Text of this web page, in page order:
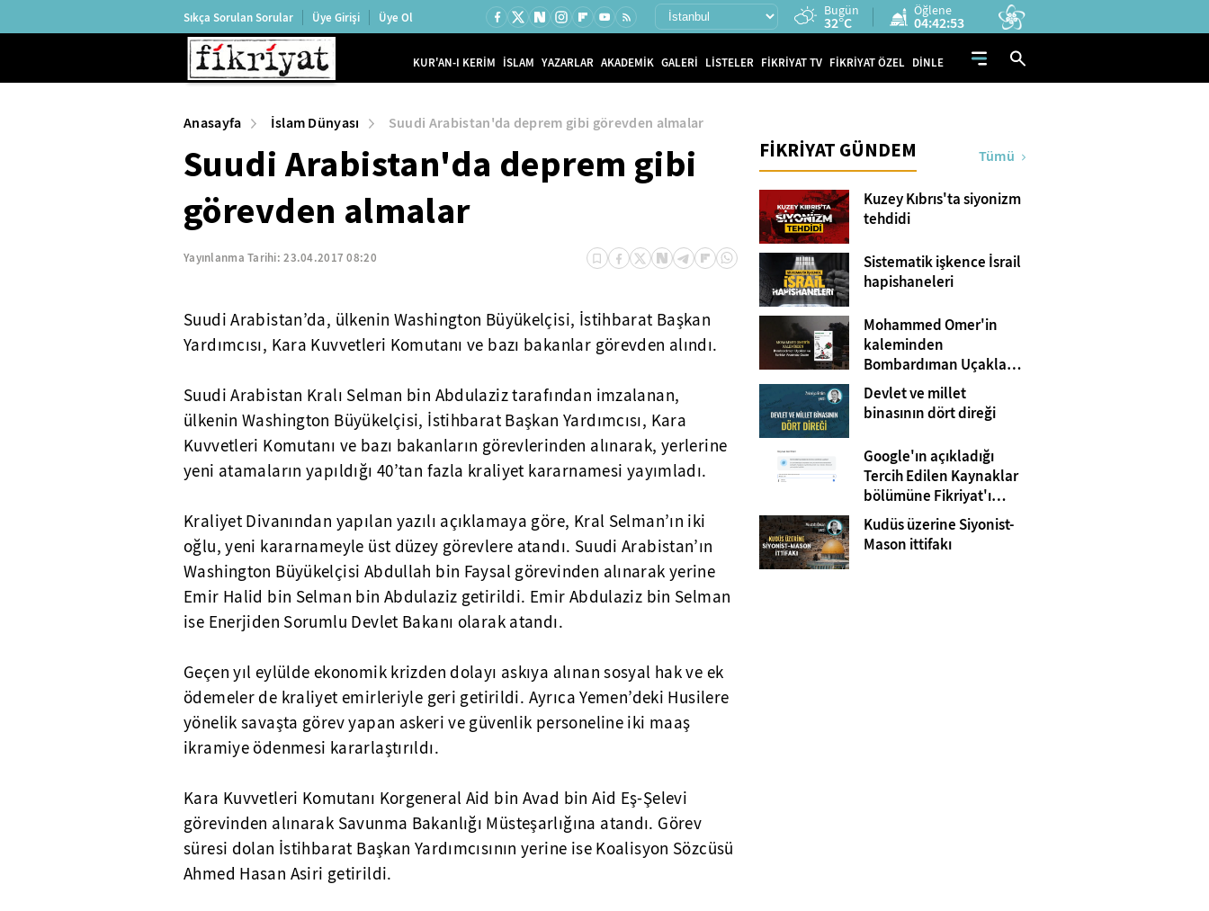
Sıkça Sorulan Sorular Üye Girişi Üye Ol Bugün
32°C
Öğlene
04:42:52
KUR'AN-I KERİM İSLAM YAZARLAR AKADEMİK GALERİ LİSTELER FİKRİYAT TV FİKRİYAT ÖZEL DİNLE
Anasayfa İslam Dünyası Suudi Arabistan'da deprem gibi görevden almalar
Suudi Arabistan'da deprem gibi
görevden almalar
Yayınlanma Tarihi:23.04.2017 08:20
Suudi Arabistan’da, ülkenin Washington Büyükelçisi, İstihbarat Başkan
Yardımcısı, Kara Kuvvetleri Komutanı ve bazı bakanlar görevden alındı.
Suudi Arabistan Kralı Selman bin Abdulaziz tarafından imzalanan,
ülkenin Washington Büyükelçisi, İstihbarat Başkan Yardımcısı, Kara
Kuvvetleri Komutanı ve bazı bakanların görevlerinden alınarak, yerlerine
yeni atamaların yapıldığı 40’tan fazla kraliyet kararnamesi yayımladı.
Kraliyet Divanından yapılan yazılı açıklamaya göre, Kral Selman’ın iki
oğlu, yeni kararnameyle üst düzey görevlere atandı. Suudi Arabistan’ın
Washington Büyükelçisi Abdullah bin Faysal görevinden alınarak yerine
Emir Halid bin Selman bin Abdulaziz getirildi. Emir Abdulaziz bin Selman
ise Enerjiden Sorumlu Devlet Bakanı olarak atandı.
Geçen yıl eylülde ekonomik krizden dolayı askıya alınan sosyal hak ve ek
ödemeler de kraliyet emirleriyle geri getirildi. Ayrıca Yemen’deki Husilere
yönelik savaşta görev yapan askeri ve güvenlik personeline iki maaş
ikramiye ödenmesi kararlaştırıldı.
Kara Kuvvetleri Komutanı Korgeneral Aid bin Avad bin Aid Eş-Şelevi
görevinden alınarak Savunma Bakanlığı Müsteşarlığına atandı. Görev
süresi dolan İstihbarat Başkan Yardımcısının yerine ise Koalisyon Sözcüsü
Ahmed Hasan Asiri getirildi.
FİKRİYAT GÜNDEM Tümü
Kuzey Kıbrıs'ta siyonizm
tehdidi
Sistematik işkence İsrail
hapishaneleri
Mohammed Omer'in
kaleminden
Bombardıman Uçakları
ve Tanklar Arasında
Gazze
Devlet ve millet
binasının dört direği
Google'ın açıkladığı
Tercih Edilen Kaynaklar
bölümüne Fikriyat'ı
eklemeyi unutmayın!
Kudüs üzerine Siyonist-
Mason ittifakı